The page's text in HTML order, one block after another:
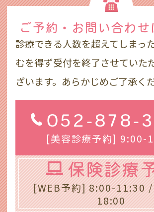
ご予約・お問い合わせ
診療できる人数を超えてしまっ
むを得ず受付を終了させていた
ざいます。あらかじめご了承く
052-878-
[美容診療予約] 9:00-
保険診療
[WEB予約] 8:00-11:30
18:00